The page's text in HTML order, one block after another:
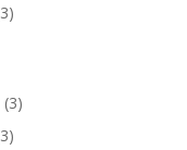
33
33
33